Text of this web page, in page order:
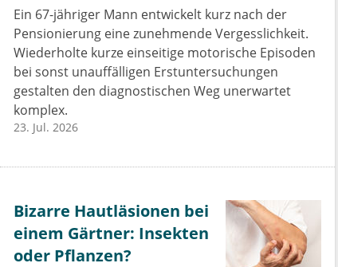
Ein 67-jähriger Mann entwickelt kurz nach der
Pensionierung eine zunehmende Vergesslichkeit.
Wiederholte kurze einseitige motorische Episoden
bei sonst unauffälligen Erstuntersuchungen
gestalten den diagnostischen Weg unerwartet
komplex.
23. Jul. 2026
Bizarre Hautläsionen bei
einem Gärtner: Insekten
oder Pflanzen?